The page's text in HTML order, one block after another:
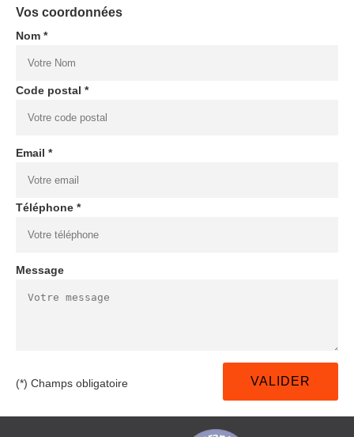
Vos coordonnées
Nom *
Code postal *
Email *
Téléphone *
Message
(*) Champs obligatoire